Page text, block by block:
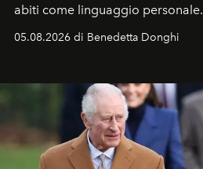
abiti come linguaggio personale.
05.08.2026 di Benedetta Donghi